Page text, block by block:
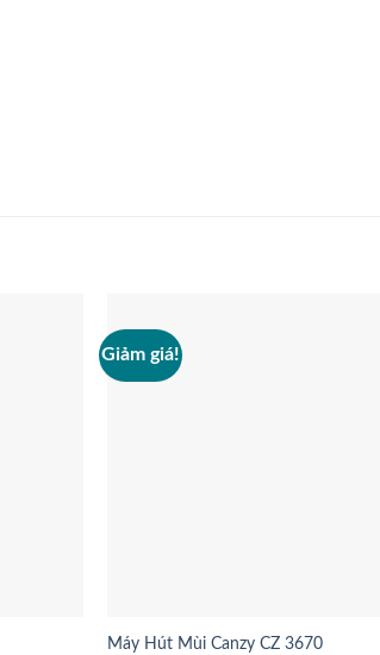
Giảm giá!
Máy Hút Mùi Canzy CZ 3670